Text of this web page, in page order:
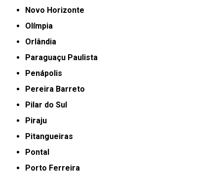
Novo Horizonte
Olímpia
Orlândia
Paraguaçu Paulista
Penápolis
Pereira Barreto
Pilar do Sul
Piraju
Pitangueiras
Pontal
Porto Ferreira